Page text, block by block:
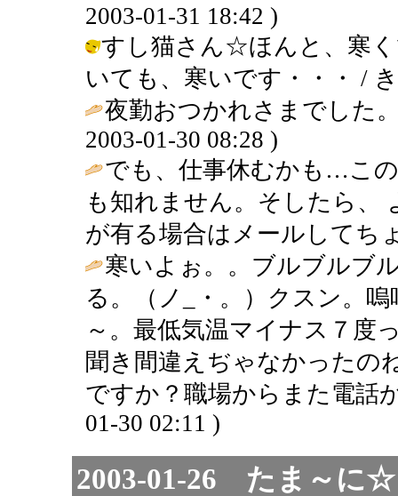
2003-01-31 18:42 )
すし猫さん☆ほんと、寒
いても、寒いです・・・ /
夜勤おつかれさまでした
2003-01-30 08:28 )
でも、仕事休むかも…こ
も知れません。そしたら、
が有る場合はメールしてち
寒いよぉ。。ブルブルブ
る。（ノ_・。）クスン。
～。最低気温マイナス７度
聞き間違えぢゃなかった
ですか？職場からまた電話
01-30 02:11 )
2003-01-26 たま～に